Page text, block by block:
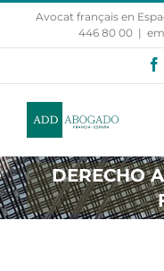
Saltar
contenido
Avocat français en
446 80 00 |
DERECHO